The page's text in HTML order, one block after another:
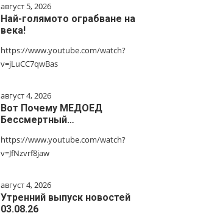
август 5, 2026
Най-голямото ограбване на
века!
https://www.youtube.com/watch?
v=jLuCC7qwBas
август 4, 2026
Вот Почему МЕДОЕД
Бессмертный…
https://www.youtube.com/watch?
v=JfNzvrf8jaw
август 4, 2026
Утренний выпуск новостей
03.08.26